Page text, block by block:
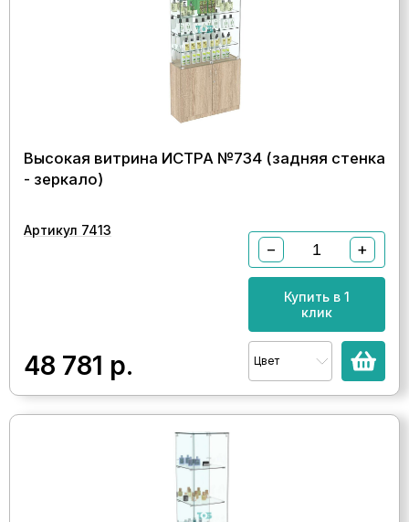
Высокая витрина ИСТРА №734 (задняя стенка
- зеркало)
Артикул 7413
48 781 р.
− +
Купить в 1
клик
Цвет